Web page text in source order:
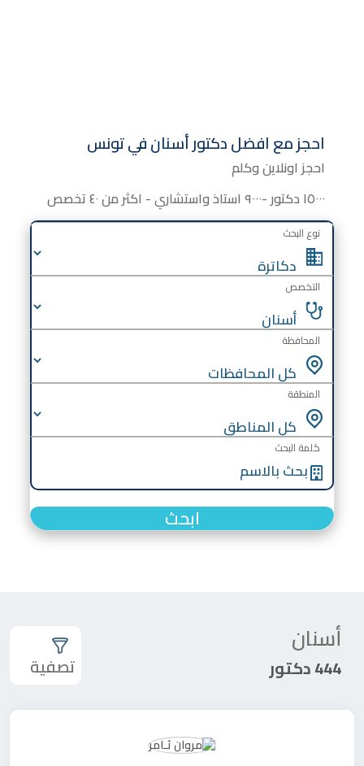
احجز مع افضل دكتور أسنان في تونس
احجز اونلاين وكلم
١٥٠٠٠ دكتور -٩٠٠٠ استاذ واستشاري - اكثر من ٤٠ تخصص
نوع البحث
التخصص
المحافظة
المنطقة
كلمة البحث
ابحث
أسنان
444 دكتور تصفية